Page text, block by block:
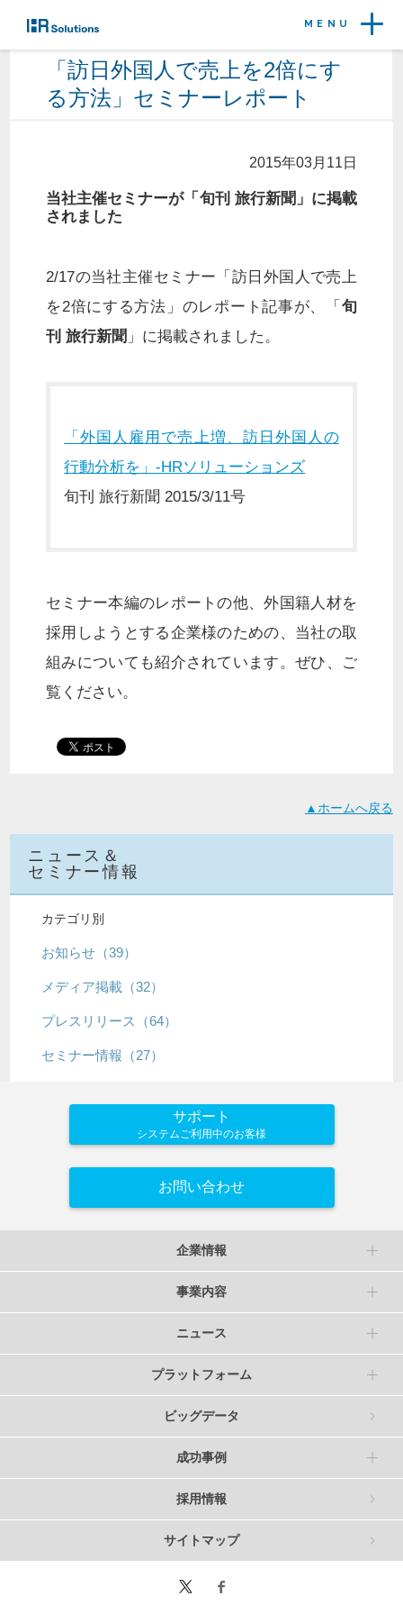
MENU
「訪日外国人で売上を2倍にす
る方法」セミナーレポート
2015年03月11日
当社主催セミナーが「旬刊 旅行新聞」に掲載
されました
2/17の当社主催セミナー「訪日外国人で売上
を2倍にする方法」のレポート記事が、「 旬
刊 旅行新聞 」に掲載されました。
「外国人雇用で売上増、訪日外国人の
行動分析を」-HRソリューションズ
旬刊 旅行新聞 2015/3/11号
セミナー本編のレポートの他、外国籍人材を
採用しようとする企業様のための、当社の取
組みについても紹介されています。ぜひ、ご
覧ください。
▲ホームへ戻る
ニュース＆
セミナー情報
カテゴリ別
お知らせ（39）
メディア掲載（32）
プレスリリース（64）
セミナー情報（27）
サポート
システムご利用中のお客様
お問い合わせ
企業情報
事業内容
ニュース
プラットフォーム
ビッグデータ
成功事例
採用情報
サイトマップ